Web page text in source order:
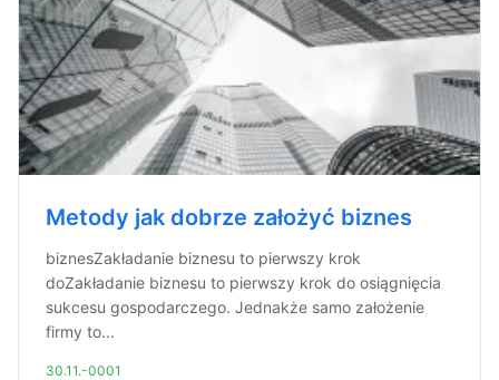
Metody jak dobrze założyć biznes
biznesZakładanie biznesu to pierwszy krok
doZakładanie biznesu to pierwszy krok do osiągnięcia
sukcesu gospodarczego. Jednakże samo założenie
firmy to...
30.11.-0001